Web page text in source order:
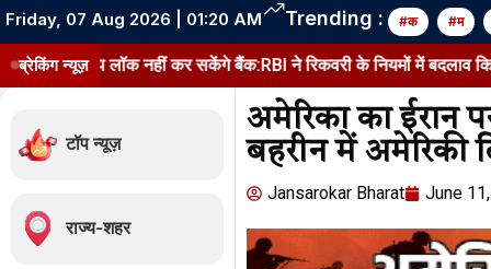
Friday, 07 Aug 2026 | 01:20 AM Trending : #क #म
ब्रेकिंग न्यूज़
नहीं कर सकेंगे बैंक:RBI ने रिकवरी के नियमों में बदलाव किया, 1 जनवरी
टॉप न्यूज़
राज्य-शहर
अमेरिका का ईरान
बहरीन में अमेरिकी
Jansarokar Bharat June